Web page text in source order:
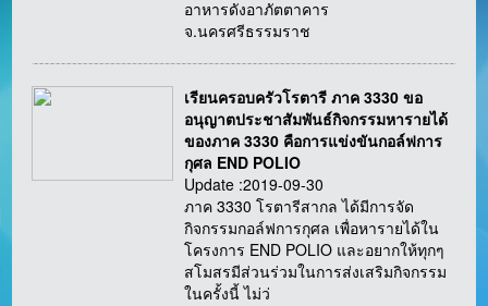
อาหารดังอาภัตตาคาร
จ.นครศรีธรรมราช
เรียนครอบครัวโรตารี ภาค 3330 ขอ
อนุญาตประชาสัมพันธ์กิจกรรมหารายได้
ของภาค 3330 คือการแข่งขันกอล์ฟการ
กุศล END POLIO
Update :2019-09-30
ภาค 3330 โรตารีสากล ได้มีการจัด
กิจกรรมกอล์ฟการกุศล เพื่อหารายได้ใน
โครงการ END POLIO และอยากให้ทุกๆ
สโมสรมีส่วนร่วมในการส่งเสริมกิจกรรม
ในครั้งนี้ ไม่ว่